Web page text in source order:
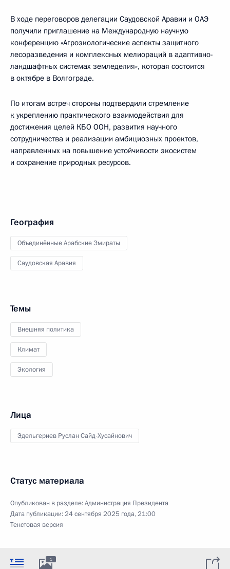
В ходе переговоров делегации Саудовской Аравии и ОАЭ
получили приглашение на Международную научную
конференцию «Агроэкологические аспекты защитного
лесоразведения и комплексных мелиораций в адаптивно-
ландшафтных системах земледелия», которая состоится
в октябре в Волгограде.
По итогам встреч стороны подтвердили стремление
к укреплению практического взаимодействия для
достижения целей КБО ООН, развития научного
сотрудничества и реализации амбициозных проектов,
направленных на повышение устойчивости экосистем
и сохранение природных ресурсов.
География
Объединённые Арабские Эмираты
Саудовская Аравия
Темы
Внешняя политика
Климат
Экология
Лица
Эдельгериев Руслан Сайд-Хусайнович
Статус материала
Опубликован в разделе:Администрация Президента
Дата публикации:24 сентября 2025 года, 21:00
Текстовая версия
1